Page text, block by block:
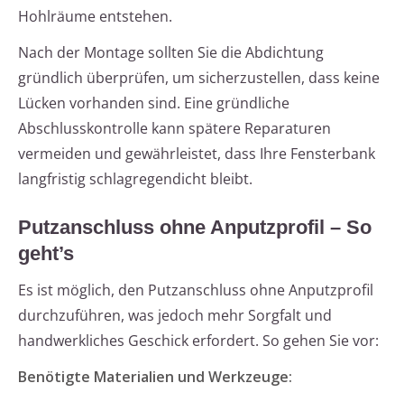
Hohlräume entstehen.
Nach der Montage sollten Sie die Abdichtung
gründlich überprüfen, um sicherzustellen, dass keine
Lücken vorhanden sind. Eine gründliche
Abschlusskontrolle kann spätere Reparaturen
vermeiden und gewährleistet, dass Ihre Fensterbank
langfristig schlagregendicht bleibt.
Putzanschluss ohne Anputzprofil – So
geht’s
Es ist möglich, den Putzanschluss ohne Anputzprofil
durchzuführen, was jedoch mehr Sorgfalt und
handwerkliches Geschick erfordert. So gehen Sie vor:
Benötigte Materialien und Werkzeuge: